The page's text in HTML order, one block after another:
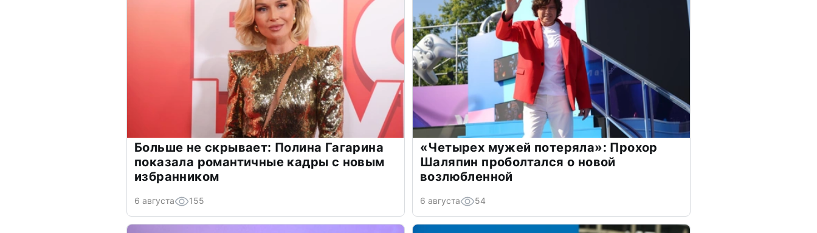
Больше не скрывает: Полина Гагарина
показала романтичные кадры с новым
избранником
6 августа 155
«Четырех мужей потеряла»: Прохор
Шаляпин проболтался о новой
возлюбленной
6 августа 54